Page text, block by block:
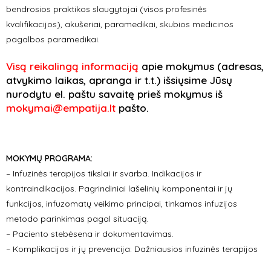
bendrosios praktikos slaugytojai (visos profesinės
kvalifikacijos), akušeriai, paramedikai, skubios medicinos
pagalbos paramedikai.
Visą reikalingą informaciją apie mokymus (adresas,
atvykimo laikas, apranga ir t.t.) išsiųsime Jūsų
nurodytu el. paštu savaitę prieš mokymus iš
mokymai@empatija.lt pašto.
MOKYMŲ PROGRAMA:
– Infuzinės terapijos tikslai ir svarba. Indikacijos ir
kontraindikacijos. Pagrindiniai lašelinių komponentai ir jų
funkcijos, infuzomatų veikimo principai, tinkamas infuzijos
metodo parinkimas pagal situaciją.
– Paciento stebėsena ir dokumentavimas.
– Komplikacijos ir jų prevencija: Dažniausios infuzinės terapijos